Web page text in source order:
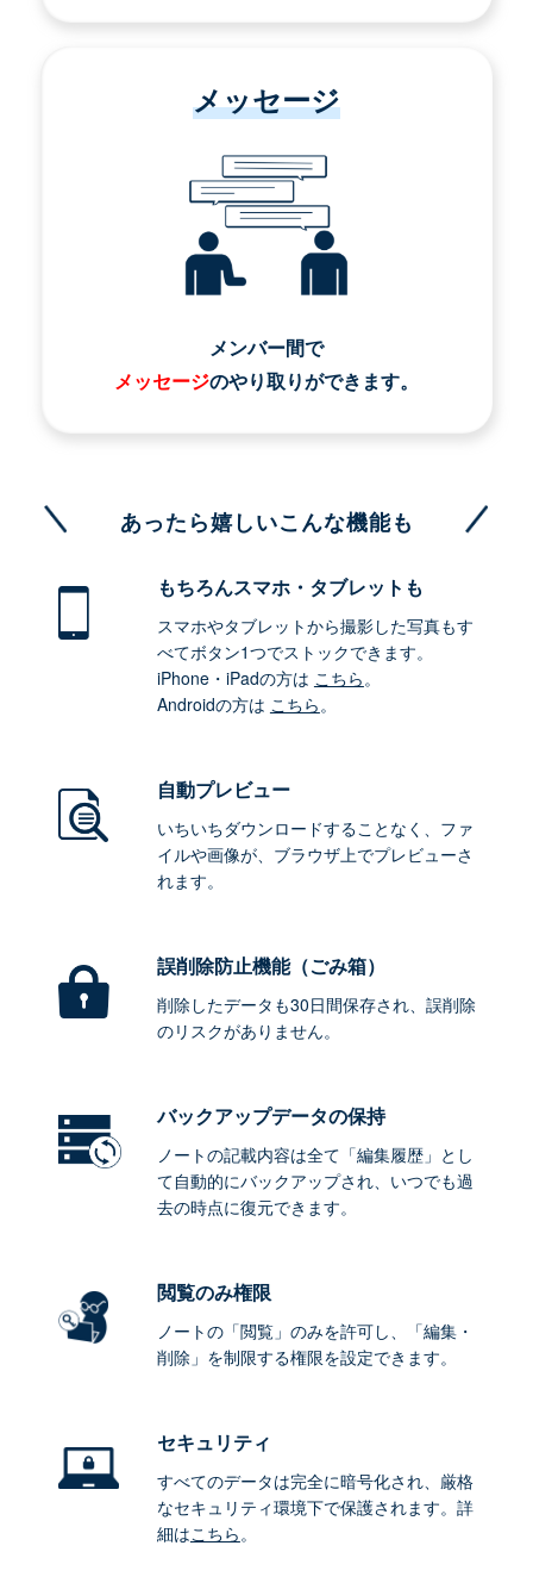
メッセージ
メンバー間で
メッセージのやり取りができます。
あったら嬉しいこんな機能も
もちろんスマホ・タブレットも
スマホやタブレットから撮影した写真もす
べてボタン1つでストックできます。
iPhone・iPadの方は こちら。
Androidの方は こちら。
自動プレビュー
いちいちダウンロードすることなく、ファ
イルや画像が、ブラウザ上でプレビューさ
れます。
誤削除防止機能（ごみ箱）
削除したデータも30日間保存され、誤削除
のリスクがありません。
バックアップデータの保持
ノートの記載内容は全て「編集履歴」とし
て自動的にバックアップされ、いつでも過
去の時点に復元できます。
閲覧のみ権限
ノートの「閲覧」のみを許可し、「編集・
削除」を制限する権限を設定できます。
セキュリティ
すべてのデータは完全に暗号化され、厳格
なセキュリティ環境下で保護されます。詳
細はこちら。